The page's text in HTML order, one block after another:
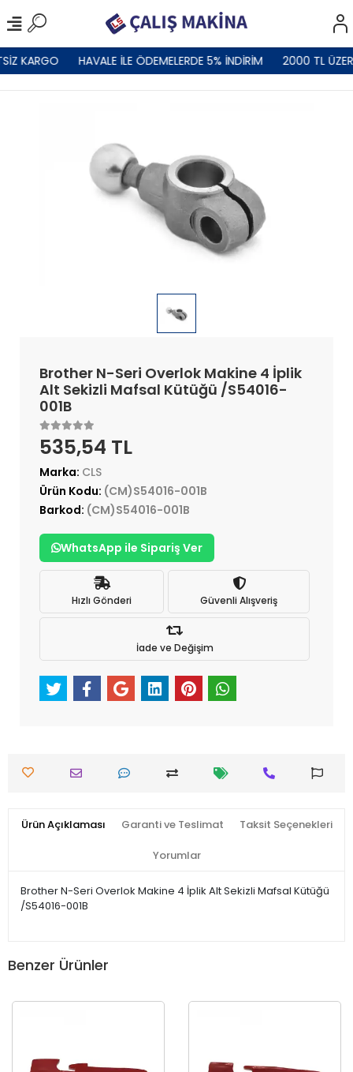
KARGO HAVALE İLE ÖDEMELERDE 5% İNDİRİM 2000 TL
Brother N-Seri Overlok Makine 4 İplik
Alt Sekizli Mafsal Kütüğü /S54016-
001B
535,54 TL
Marka: CLS
Ürün Kodu: (CM)S54016-001B
Barkod: (CM)S54016-001B
WhatsApp ile Sipariş Ver
Hızlı Gönderi Güvenli Alışveriş
İade ve Değişim
Ürün Açıklaması Garanti ve Teslimat Taksit Seçenekleri
Yorumlar
Brother N-Seri Overlok Makine 4 İplik Alt Sekizli Mafsal Kütüğü
/S54016-001B
Benzer Ürünler